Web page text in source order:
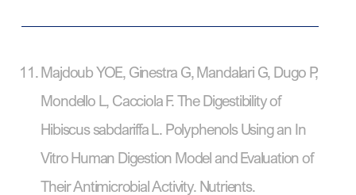
Majdoub YOE, Ginestra G, Mandalari G, Dugo P,
Mondello L, Cacciola F. The Digestibility of
Hibiscus sabdariffa L. Polyphenols Using an In
Vitro Human Digestion Model and Evaluation of
Their Antimicrobial Activity. Nutrients.